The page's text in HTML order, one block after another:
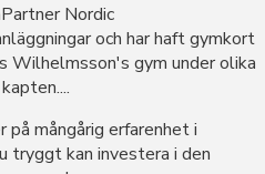
Nordic
och har haft gymkort
Wilhelmsson's gym under olika
på mångårig erfarenhet i
tryggt kan investera i den